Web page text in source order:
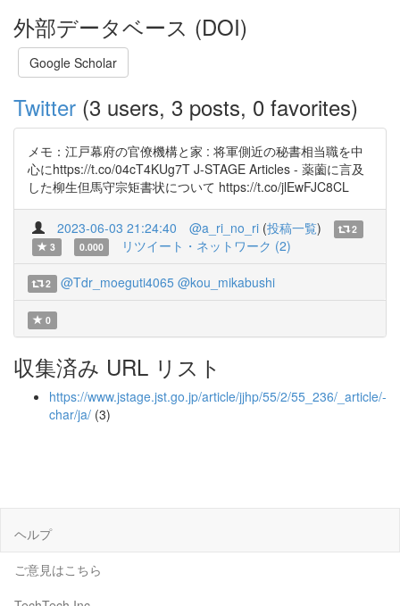
外部データベース (DOI)
Google Scholar
Twitter (3 users, 3 posts, 0 favorites)
メモ：江戸幕府の官僚機構と家 : 将軍側近の秘書相当職を中
心にhttps://t.co/04cT4KUg7T J-STAGE Articles - 薬薗に言及
した柳生但馬守宗矩書状について https://t.co/jlEwFJC8CL
2023-06-03 21:24:40 @a_ri_no_ri (投稿一覧)
2
3
0.000 リツイート・ネットワーク (2)
2 @Tdr_moeguti4065 @kou_mikabushi
0
収集済み URL リスト
https://www.jstage.jst.go.jp/article/jjhp/55/2/55_236/_article/-
char/ja/ (3)
ヘルプ
ご意見はこちら